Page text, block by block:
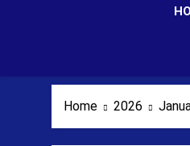
Home 2026